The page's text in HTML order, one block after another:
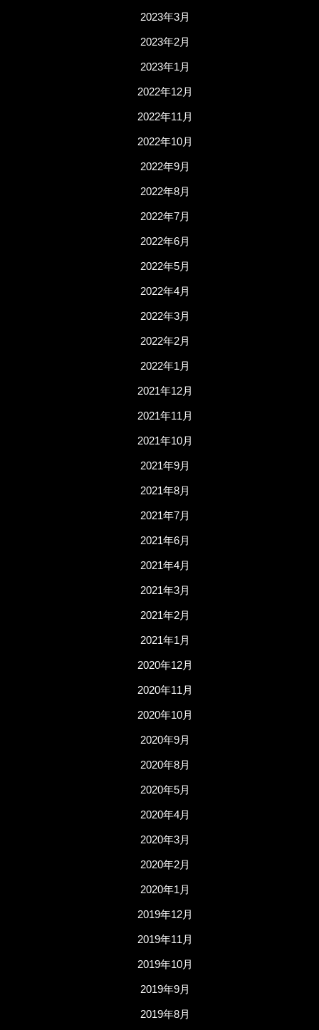
2023年3月
2023年2月
2023年1月
2022年12月
2022年11月
2022年10月
2022年9月
2022年8月
2022年7月
2022年6月
2022年5月
2022年4月
2022年3月
2022年2月
2022年1月
2021年12月
2021年11月
2021年10月
2021年9月
2021年8月
2021年7月
2021年6月
2021年4月
2021年3月
2021年2月
2021年1月
2020年12月
2020年11月
2020年10月
2020年9月
2020年8月
2020年5月
2020年4月
2020年3月
2020年2月
2020年1月
2019年12月
2019年11月
2019年10月
2019年9月
2019年8月